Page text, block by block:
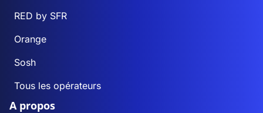
RED by SFR
Orange
Sosh
Tous les opérateurs
A propos